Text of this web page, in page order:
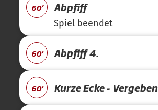
60' Abpfiff
Spiel beendet
60' Abpfiff 4.
60' Kurze Ecke - Vergeben